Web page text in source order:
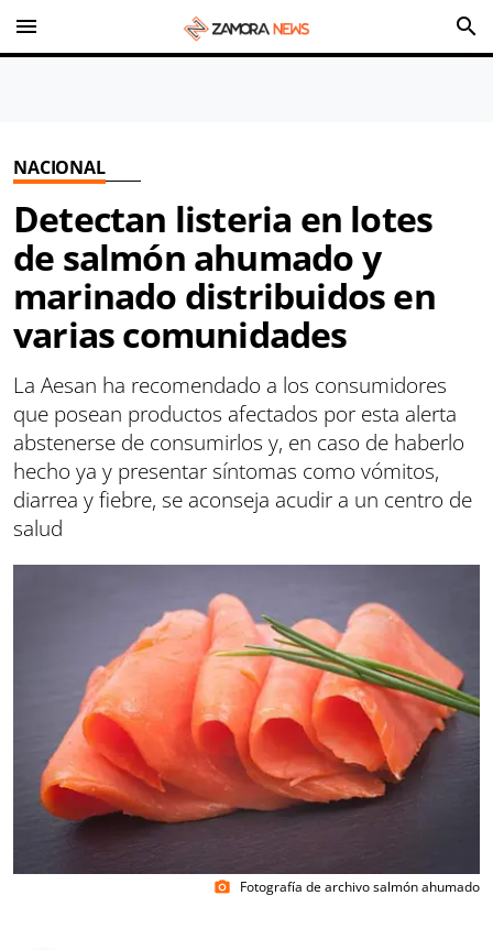
menu search
NACIONAL
Detectan listeria en lotes
de salmón ahumado y
marinado distribuidos en
varias comunidades
La Aesan ha recomendado a los consumidores
que posean productos afectados por esta alerta
abstenerse de consumirlos y, en caso de haberlo
hecho ya y presentar síntomas como vómitos,
diarrea y fiebre, se aconseja acudir a un centro de
salud
photo_camera Fotografía de archivo salmón ahumado